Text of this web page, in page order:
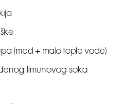
(med + malo tople vode)
limunovog soka